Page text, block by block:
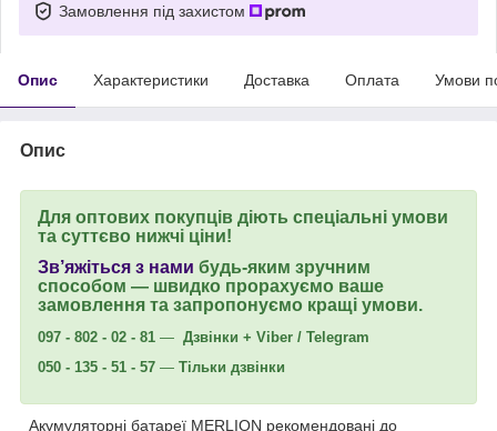
Замовлення під захистом
Опис Характеристики Доставка Оплата Умови
Опис
Для оптових покупців діють спеціальні умови
та суттєво нижчі ціни!
Зв’яжіться з нами будь-яким зручним
способом — швидко прорахуємо ваше
замовлення та запропонуємо кращі умови.
097 - 802 - 02 - 81 — Дзвінки + Viber / Telegram
050 - 135 - 51 - 57 — Тільки дзвінки
Акумуляторні батареї MERLION рекомендовані до